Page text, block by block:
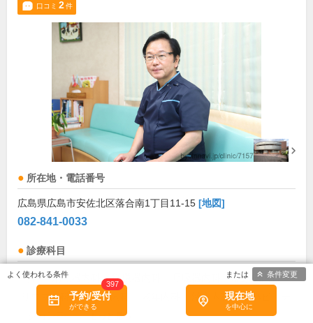
口コミ 2件
所在地・電話番号
広島県広島市安佐北区落合南1丁目11-15 [地図]
082-841-0033
診療科目
内科 消化器内科 循環器内科
糖尿病内科
リウマチ科
内視鏡内科 漢方内科
リハビリテ
ーション科
... もっと見る
予約/受付
397
現在地
条件変更